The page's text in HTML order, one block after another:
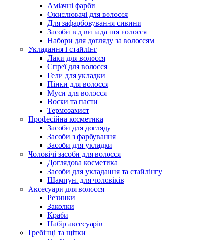
Аміачні фарби
Окислювачі для волосся
Для зафарбовування сивини
Засоби від випадання волосся
Набори для догляду за волоссям
Укладання і стайлінг
Лаки для волосся
Спреї для волосся
Гели для укладки
Пінки для волосся
Муси для волосся
Воски та пасти
Термозахист
Професійна косметика
Засоби для догляду
Засоби з фарбування
Засоби для укладки
Чоловічі засоби для волосся
Доглядова косметика
Засоби для укладання та стайлінгу
Шампуні для чоловіків
Аксесуари для волосся
Резинки
Заколки
Краби
Набір аксесуарів
Гребінці та щітки